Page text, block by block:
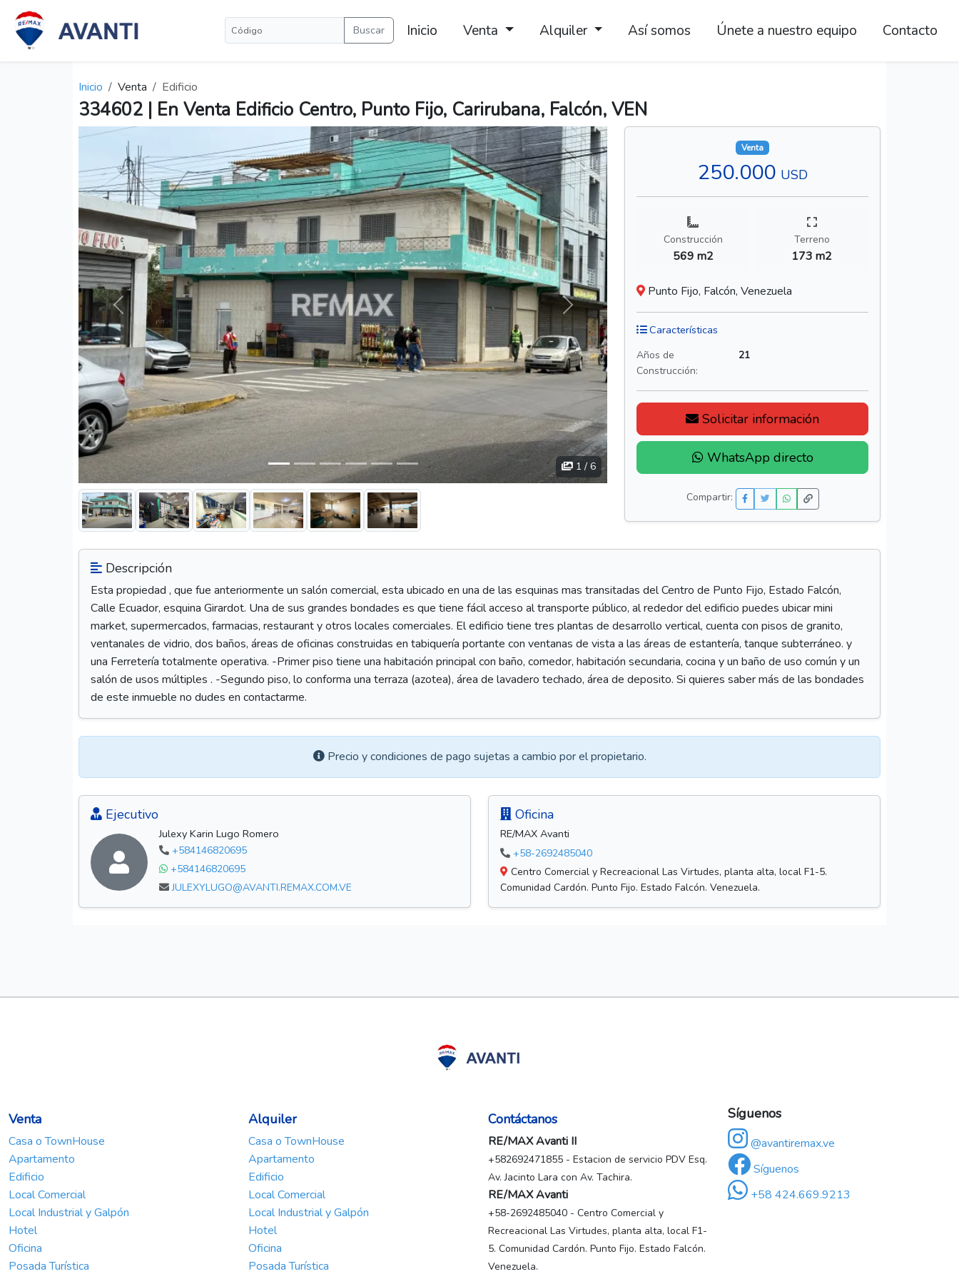
Buscar Inicio Venta Alquiler Así somos Únete a nuestro equipo Contacto
Inicio Venta Edificio
334602 | En Venta Edificio Centro, Punto Fijo, Carirubana, Falcón, VEN
Anterior Siguiente
1 / 6
Venta
250.000 USD
Construcción
569 m2
Terreno
173 m2
Punto Fijo, Falcón, Venezuela
Características
Años de
Construcción:
21
Solicitar información
WhatsApp directo
Compartir:
Descripción
Esta propiedad , que fue anteriormente un salón comercial, esta ubicado en una de las esquinas mas transitadas del Centro de Punto Fijo, Estado Falcón,
Calle Ecuador, esquina Girardot. Una de sus grandes bondades es que tiene fácil acceso al transporte público, al rededor del edificio puedes ubicar mini
market, supermercados, farmacias, restaurant y otros locales comerciales. El edificio tiene tres plantas de desarrollo vertical, cuenta con pisos de granito,
ventanales de vidrio, dos baños, áreas de oficinas construidas en tabiquería portante con ventanas de vista a las áreas de estantería, tanque subterráneo. y
una Ferretería totalmente operativa. -Primer piso tiene una habitación principal con baño, comedor, habitación secundaria, cocina y un baño de uso común y un
salón de usos múltiples . -Segundo piso, lo conforma una terraza (azotea), área de lavadero techado, área de deposito. Si quieres saber más de las bondades
de este inmueble no dudes en contactarme.
Precio y condiciones de pago sujetas a cambio por el propietario.
Ejecutivo
Julexy Karin Lugo Romero
+584146820695
+584146820695
JULEXYLUGO@AVANTI.REMAX.COM.VE
Oficina
RE/MAX Avanti
+58-2692485040
Centro Comercial y Recreacional Las Virtudes, planta alta, local F1-5.
Comunidad Cardón. Punto Fijo. Estado Falcón. Venezuela.
Venta
Casa o TownHouse
Apartamento
Edificio
Local Comercial
Local Industrial y Galpón
Hotel
Oficina
Posada Turística
Alquiler
Casa o TownHouse
Apartamento
Edificio
Local Comercial
Local Industrial y Galpón
Hotel
Oficina
Posada Turística
Contáctanos
RE/MAX Avanti II
+582692471855 - Estacion de servicio PDV Esq.
Av. Jacinto Lara con Av. Tachira.
RE/MAX Avanti
+58-2692485040 - Centro Comercial y
Recreacional Las Virtudes, planta alta, local F1-
5. Comunidad Cardón. Punto Fijo. Estado Falcón.
Venezuela.
Síguenos
@avantiremax.ve
Síguenos
+58 424.669.9213